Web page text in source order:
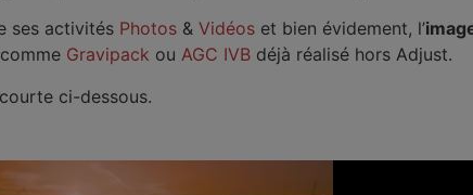
ses activités Photos &Vidéos et bien évidement, l’
Gravipack ouAGC IVB déjà réalisé hors Adjust.
ci-dessous.